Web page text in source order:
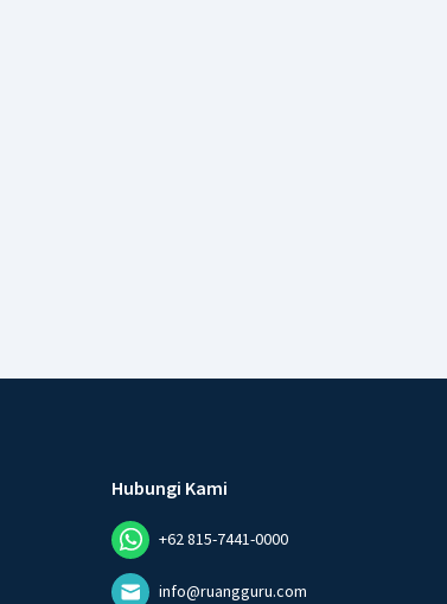
Hubungi Kami
+62 815-7441-0000
info@ruangguru.com